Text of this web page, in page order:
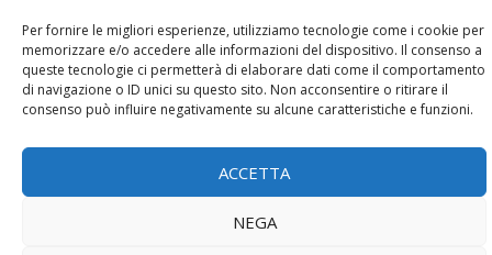
Per fornire le migliori esperienze, utilizziamo tecnologie come i cookie per
memorizzare e/o accedere alle informazioni del dispositivo. Il consenso a
queste tecnologie ci permetterà di elaborare dati come il comportamento
di navigazione o ID unici su questo sito. Non acconsentire o ritirare il
consenso può influire negativamente su alcune caratteristiche e funzioni.
ACCETTA
NEGA
Contatti
Contatti Privacy Policy